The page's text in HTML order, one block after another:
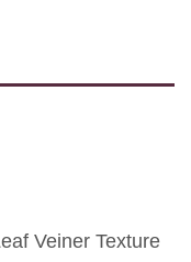
Veiner Texture